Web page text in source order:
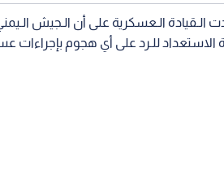
الـقيادة الـعسكرية على أن الـجيش
الاستعداد للـرد على أي هجوم بإجراءات